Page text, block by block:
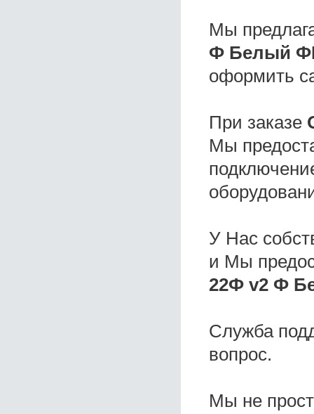
Мы
Ф Белый
оформить
При заказе
Мы
У Нас
и Мы
22Ф v2 Ф
Служба
вопрос.
Мы не